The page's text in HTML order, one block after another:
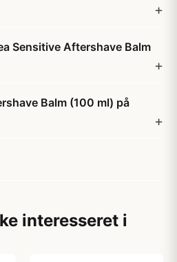
Sensitive Aftershave Balm
Balm (100 ml) på
interesseret i